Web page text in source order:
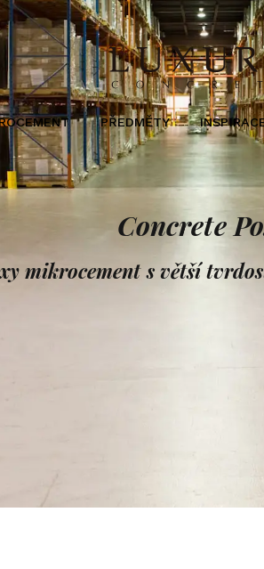
PŘEDMĚTY
Concrete
mikrocement s větší